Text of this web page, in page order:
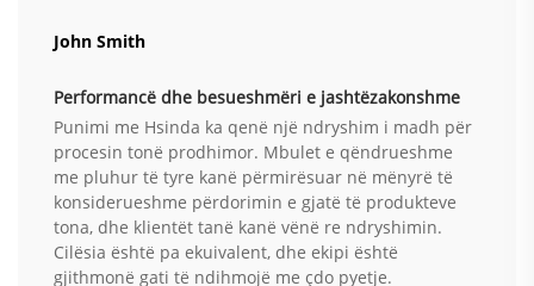
John Smith
Performancë dhe besueshmëri e jashtëzakonshme
Punimi me Hsinda ka qenë një ndryshim i madh për
procesin tonë prodhimor. Mbulet e qëndrueshme
me pluhur të tyre kanë përmirësuar në mënyrë të
konsiderueshme përdorimin e gjatë të produkteve
tona, dhe klientët tanë kanë vënë re ndryshimin.
Cilësia është pa ekuivalent, dhe ekipi është
gjithmonë gati të ndihmojë me çdo pyetje.